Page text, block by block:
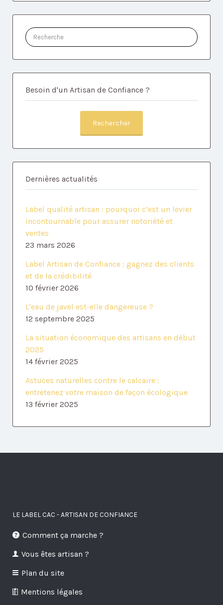
Rechercher:
Besoin d'un Artisan de Confiance ?
Rechercher
Dernières actualités
Label qualité artisan : pourquoi c’est un levier
incontournable pour assurer notoriété et
ventes
23 mars 2026
Label Artisan de Confiance : gagnez des clients
et de la crédibilité
10 février 2026
L'eau de javel est-elle dangereuse ?
12 septembre 2025
La situation économique des artisans en début
2025
14 février 2025
Astuces naturelles contre le calcaire :
entretenez votre maison de façon écologique
13 février 2025
LE LABEL CAC - ARTISAN DE CONFIANCE
Comment ça marche ?
Vous êtes artisan ?
Plan du site
Mentions légales